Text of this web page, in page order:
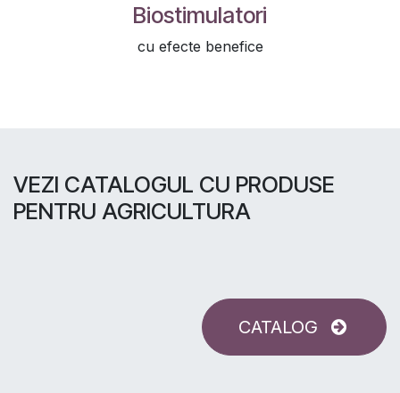
Biostimulatori
cu efecte benefice
VEZI CATALOGUL CU PRODUSE
PENTRU AGRICULTURA
CATALOG